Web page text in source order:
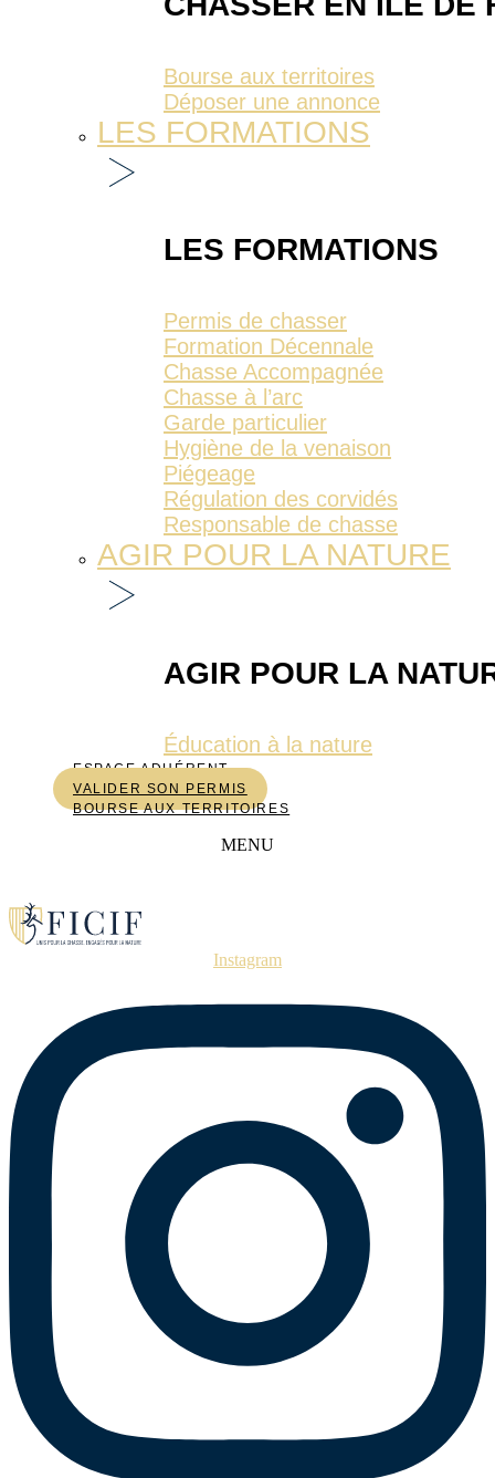
Bourse aux territoires
Déposer une annonce
LES FORMATIONS
LES FORMATIONS
Permis de chasser
Formation Décennale
Chasse Accompagnée
Chasse à l’arc
Garde particulier
Hygiène de la venaison
Piégeage
Régulation des corvidés
Responsable de chasse
AGIR POUR LA NATURE
AGIR POUR LA
Éducation à la nature
ESPACE ADHÉRENT
VALIDER SON PERMIS
BOURSE AUX TERRITOIRES
MENU
Instagram